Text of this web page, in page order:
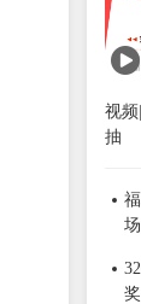
视
抽